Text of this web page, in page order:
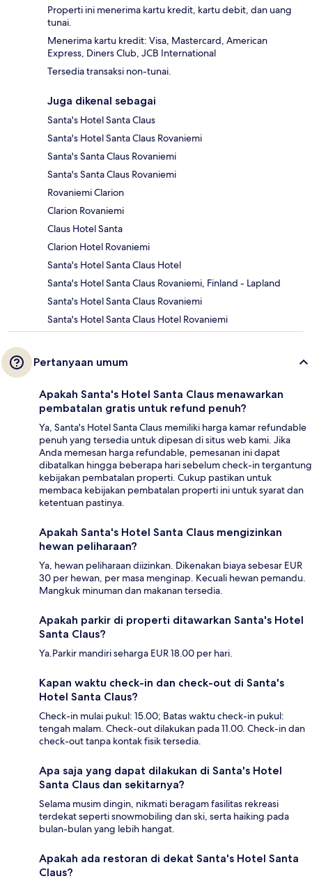
Properti ini menerima kartu kredit, kartu debit, dan uang
tunai.
Menerima kartu kredit: Visa, Mastercard, American
Express, Diners Club, JCB International
Tersedia transaksi non-tunai.
Juga dikenal sebagai
Santa's Hotel Santa Claus
Santa's Hotel Santa Claus Rovaniemi
Santa's Santa Claus Rovaniemi
Santa's Santa Claus Rovaniemi
Rovaniemi Clarion
Clarion Rovaniemi
Claus Hotel Santa
Clarion Hotel Rovaniemi
Santa's Hotel Santa Claus Hotel
Santa's Hotel Santa Claus Rovaniemi, Finland - Lapland
Santa's Hotel Santa Claus Rovaniemi
Santa's Hotel Santa Claus Hotel Rovaniemi
Pertanyaan umum
Apakah Santa's Hotel Santa Claus menawarkan
pembatalan gratis untuk refund penuh?
Ya, Santa's Hotel Santa Claus memiliki harga kamar refundable
penuh yang tersedia untuk dipesan di situs web kami. Jika
Anda memesan harga refundable, pemesanan ini dapat
dibatalkan hingga beberapa hari sebelum check-in tergantung
kebijakan pembatalan properti. Cukup pastikan untuk
membaca kebijakan pembatalan properti ini untuk syarat dan
ketentuan pastinya.
Apakah Santa's Hotel Santa Claus mengizinkan
hewan peliharaan?
Ya, hewan peliharaan diizinkan. Dikenakan biaya sebesar EUR
30 per hewan, per masa menginap. Kecuali hewan pemandu.
Mangkuk minuman dan makanan tersedia.
Apakah parkir di properti ditawarkan Santa's Hotel
Santa Claus?
Ya.Parkir mandiri seharga EUR 18.00 per hari.
Kapan waktu check-in dan check-out di Santa's
Hotel Santa Claus?
Check-in mulai pukul: 15.00; Batas waktu check-in pukul:
tengah malam. Check-out dilakukan pada 11.00. Check-in dan
check-out tanpa kontak fisik tersedia.
Apa saja yang dapat dilakukan di Santa's Hotel
Santa Claus dan sekitarnya?
Selama musim dingin, nikmati beragam fasilitas rekreasi
terdekat seperti snowmobiling dan ski, serta haiking pada
bulan-bulan yang lebih hangat.
Apakah ada restoran di dekat Santa's Hotel Santa
Claus?